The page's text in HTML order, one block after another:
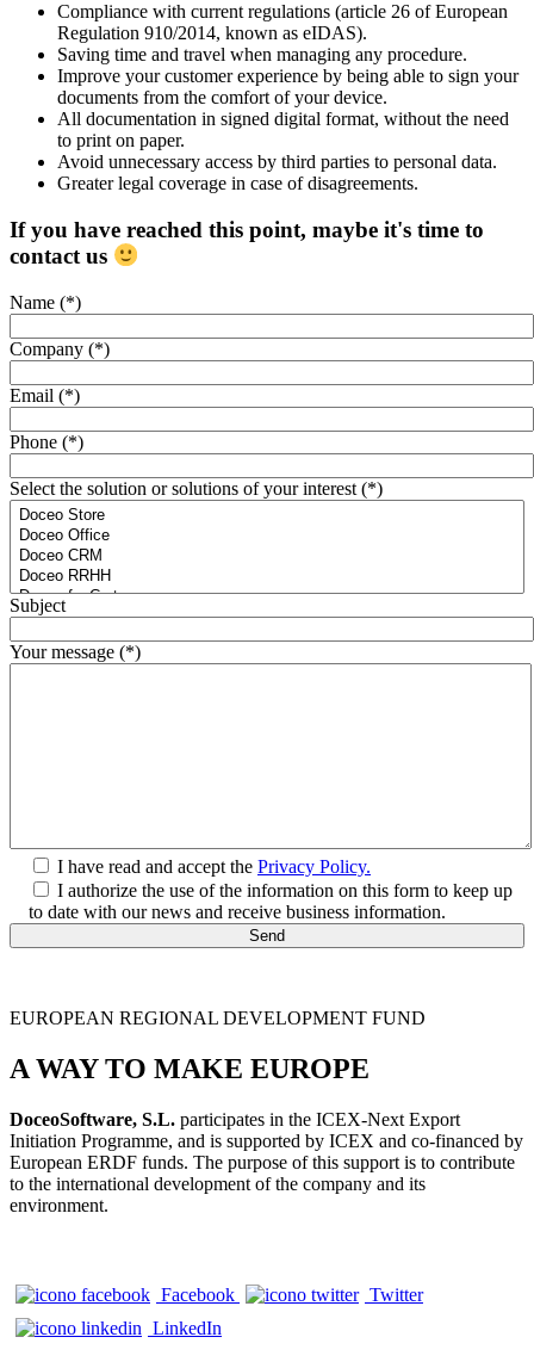
Compliance with current regulations (article 26 of European
Regulation 910/2014, known as eIDAS).
Saving time and travel when managing any procedure.
Improve your customer experience by being able to sign your
documents from the comfort of your device.
All documentation in signed digital format, without the need
to print on paper.
Avoid unnecessary access by third parties to personal data.
Greater legal coverage in case of disagreements.
If you have reached this point, maybe it's time to
contact us
Name (*)
Company (*)
Email (*)
Phone (*)
Select the solution or solutions of your interest (*)
Subject
Your message (*)
I have read and accept the Privacy Policy.
I authorize the use of the information on this form to keep up
to date with our news and receive business information.
EUROPEAN REGIONAL DEVELOPMENT FUND
A WAY TO MAKE EUROPE
DoceoSoftware, S.L. participates in the ICEX-Next Export
Initiation Programme, and is supported by ICEX and co-financed by
European ERDF funds. The purpose of this support is to contribute
to the international development of the company and its
environment.
Facebook
Twitter
LinkedIn